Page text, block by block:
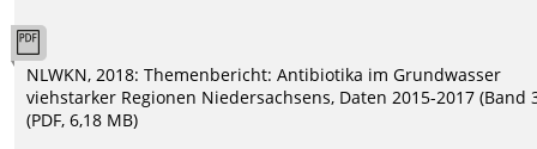
NLWKN, 2018: Themenbericht: Antibiotika im Grundwasser
viehstarker Regionen Niedersachsens, Daten 2015-2017 (Band
(PDF, 6,18 MB)